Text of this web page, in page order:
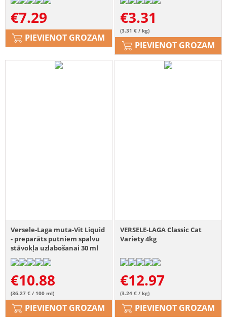
€7.29
PIEVIENOT GROZAM
€3.31
(3.31 € / kg)
PIEVIENOT GROZAM
Versele-Laga muta-Vit Liquid
- preparāts putniem spalvu
stāvokļa uzlabošanai 30 ml
€10.88
(36.27 € / 100 ml)
PIEVIENOT GROZAM
VERSELE-LAGA Classic Cat
Variety 4kg
€12.97
(3.24 € / kg)
PIEVIENOT GROZAM